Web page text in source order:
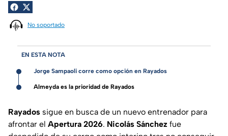
No soportado
EN ESTA NOTA
Jorge Sampaoli corre como opción en Rayados
Almeyda es la prioridad de Rayados
Rayados sigue en busca de un nuevo entrenador para
afrontar el Apertura 2026. Nicolás Sánchez fue